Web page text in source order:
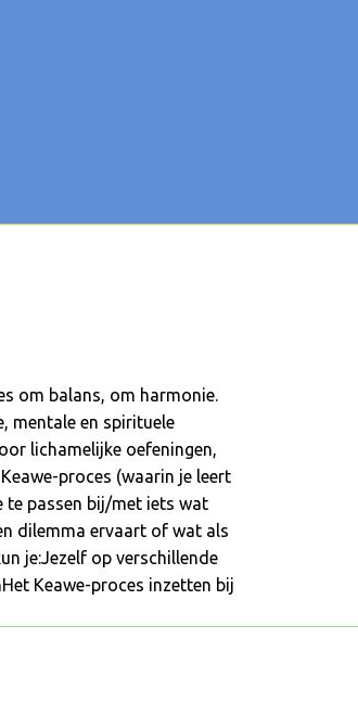
om balans, om harmonie.
mentale en spirituele
lichamelijke oefeningen,
proces (waarin je leert
te passen bij/met iets wat
dilemma ervaart of wat als
je:Jezelf op verschillende
Keawe-proces inzetten bij